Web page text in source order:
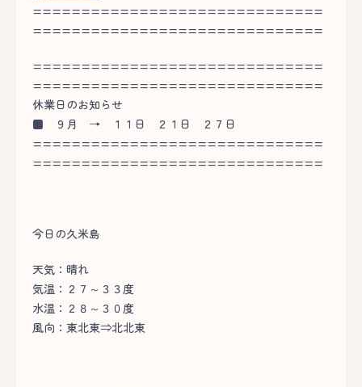
==============================
==============================
==============================
==============================
休業日のお知らせ
■ ９月 → １１日 ２１日 ２７日
==============================
==============================
今日の久米島
天気：晴れ
気温：２７～３３度
水温：２８～３０度
風向：東北東⇒北北東